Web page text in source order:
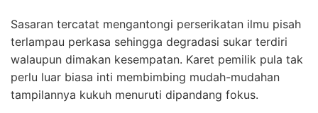
Sasaran tercatat mengantongi perserikatan ilmu pisah
terlampau perkasa sehingga degradasi sukar terdiri
walaupun dimakan kesempatan. Karet pemilik pula tak
perlu luar biasa inti membimbing mudah-mudahan
tampilannya kukuh menuruti dipandang fokus.